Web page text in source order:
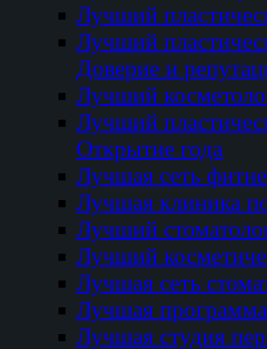
Лучший
Лучший
Доверие и
Лучший
Лучший
Открытие года
Лучшая сеть
Лучшая клиника
Лучший
Лучший
Лучшая сеть
Лучшая программа
Лучшая студия